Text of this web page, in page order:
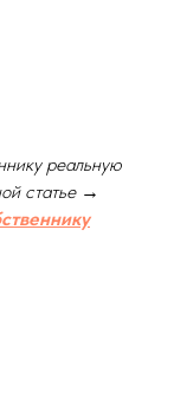
реальную
статье →